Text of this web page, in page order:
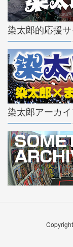
染太郎的応援サ
染太郎アーカイ